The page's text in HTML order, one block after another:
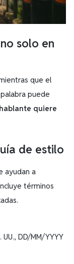
solo en
que el
puede
quiere
de estilo
ayudan a
términos
DD/MM/YYYY